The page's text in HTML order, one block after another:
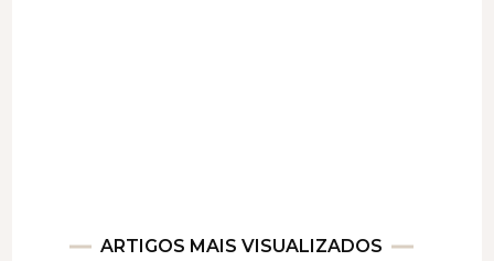
ARTIGOS MAIS VISUALIZADOS